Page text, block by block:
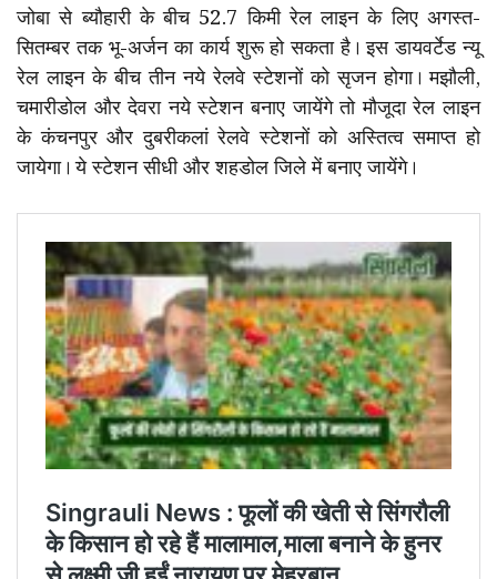
जोबा से ब्यौहारी के बीच 52.7 किमी रेल लाइन के लिए अगस्त-
सितम्बर तक भू-अर्जन का कार्य शुरू हो सकता है। इस डायवर्टेड न्यू
रेल लाइन के बीच तीन नये रेलवे स्टेशनों को सृजन होगा। मझौली,
चमारीडोल और देवरा नये स्टेशन बनाए जायेंगे तो मौजूदा रेल लाइन
के कंचनपुर और दुबरीकलां रेलवे स्टेशनों को अस्तित्व समाप्त हो
जायेगा। ये स्टेशन सीधी और शहडोल जिले में बनाए जायेंगे।